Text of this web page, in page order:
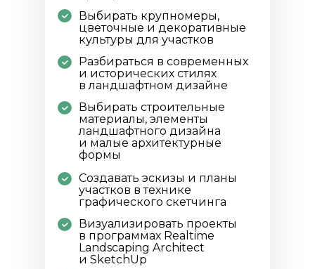
Выбирать крупномеры,
цветочные и декоративные
культуры для участков
Разбираться в современных
и исторических стилях
в ландшафтном дизайне
Выбирать строительные
материалы, элементы
ландшафтного дизайна
и малые архитектурные
формы
Создавать эскизы и планы
участков в технике
графического скетчинга
Визуализировать проекты
в программах Realtime
Landscaping Architect
и SketchUp